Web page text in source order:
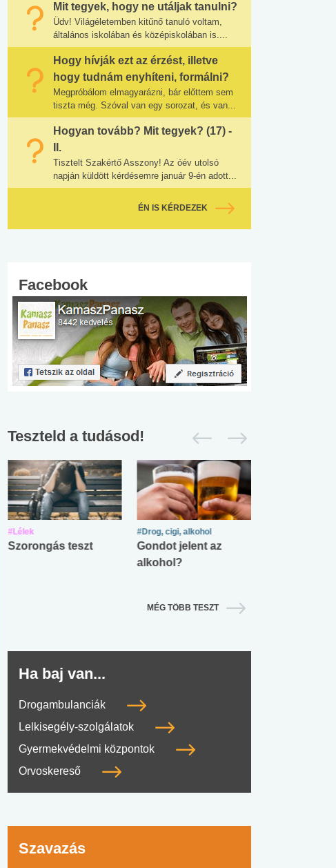
Mit tegyek, hogy ne utáljak tanulni?
Üdv! Világéletemben kitűnő tanuló voltam,
általános iskolában és középiskolában is....
Hogy hívják ezt az érzést, illetve
hogy tudnám enyhíteni, formálni?
Megpróbálom elmagyarázni, bár előttem sem
tiszta még. Szóval van egy sorozat, és van...
Hogyan tovább? Mit tegyek? (17) -
II.
Tisztelt Szakértő Asszony! Az óév utolsó
napján küldött kérdésemre január 9-én adott...
ÉN IS KÉRDEZEK
Facebook
Teszteld a tudásod!
#Lélek
Szorongás teszt
#Drog, cigi, alkohol
Gondot jelent az
alkohol?
MÉG TÖBB TESZT
Ha baj van...
Drogambulanciák
Lelkisegély-szolgálatok
Gyermekvédelmi központok
Orvoskereső
Szavazás